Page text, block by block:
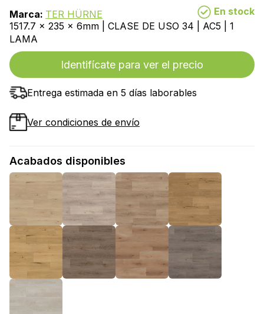
Marca: TER HÜRNE
En stock
1517.7 x 235 x 6mm | CLASE DE USO 34 | AC5 | 1
LAMA
Identifícate para ver el precio
Entrega estimada en 5 días laborables
Ver condiciones de envío
Acabados disponibles